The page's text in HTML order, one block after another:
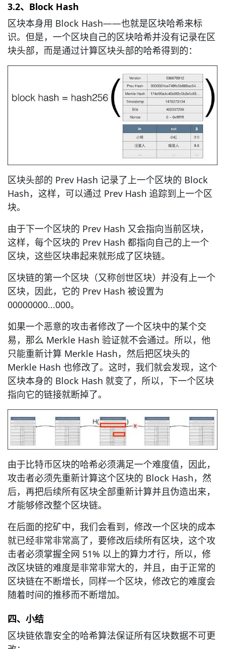
3.2、Block Hash
区块本身用 Block Hash——也就是区块哈希来标
识。但是，一个区块自己的区块哈希并没有记录在区
块头部，而是通过计算区块头部的哈希得到的：
区块头部的 Prev Hash 记录了上一个区块的 Block
Hash，这样，可以通过 Prev Hash 追踪到上一个区
块。
由于下一个区块的 Prev Hash 又会指向当前区块，
这样，每个区块的 Prev Hash 都指向自己的上一个
区块，这些区块串起来就形成了区块链。
区块链的第一个区块（又称创世区块）并没有上一个
区块，因此，它的 Prev Hash 被设置为
00000000...000。
如果一个恶意的攻击者修改了一个区块中的某个交
易，那么 Merkle Hash 验证就不会通过。所以，他
只能重新计算 Merkle Hash，然后把区块头的
Merkle Hash 也修改了。这时，我们就会发现，这个
区块本身的 Block Hash 就变了，所以，下一个区块
指向它的链接就断掉了。
由于比特币区块的哈希必须满足一个难度值，因此，
攻击者必须先重新计算这个区块的 Block Hash，然
后，再把后续所有区块全部重新计算并且伪造出来，
才能够修改整个区块链。
在后面的挖矿中，我们会看到，修改一个区块的成本
就已经非常非常高了，要修改后续所有区块，这个攻
击者必须掌握全网 51% 以上的算力才行，所以，修
改区块链的难度是非常非常大的，并且，由于正常的
区块链在不断增长，同样一个区块，修改它的难度会
随着时间的推移而不断增加。
四、小结
区块链依靠安全的哈希算法保证所有区块数据不可更